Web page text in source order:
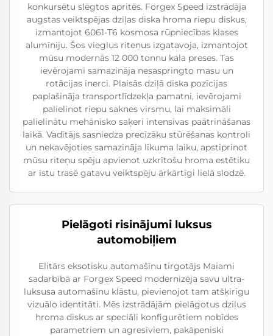
konkursētu slēgtos apritēs. Forgex Speed izstrādāja
augstas veiktspējas dziļas diska hroma riepu diskus,
izmantojot 6061-T6 kosmosa rūpniecības klases
alumīniju. Šos vieglus riteņus izgatavoja, izmantojot
mūsu modernās 12 000 tonnu kala preses. Tas
ievērojami samazināja nesaspringto masu un
rotācijas inerci. Plaisās dziļā diska pozīcijas
paplašināja transportlīdzekļa pamatni, ievērojami
palielinot riepu saknes virsmu, lai maksimāli
palielinātu mehānisko saķeri intensīvas paātrināšanas
laikā. Vadītājs sasniedza precīzāku stūrēšanas kontroli
un nekavējoties samazināja līkuma laiku, apstiprinot
mūsu riteņu spēju apvienot uzkrītošu hroma estētiku
ar īstu trasē gatavu veiktspēju ārkārtīgi lielā slodzē.
Pielāgoti risinājumi luksus
automobiļiem
Elitārs eksotisku automašīnu tirgotājs Maiami
sadarbībā ar Forgex Speed modernizēja savu ultra-
luksusa automašīnu klāstu, pievienojot tam atšķirīgu
vizuālo identitāti. Mēs izstrādājām pielāgotus dziļus
hroma diskus ar speciāli konfigurētiem nobīdes
parametriem un agresīviem, pakāpeniski